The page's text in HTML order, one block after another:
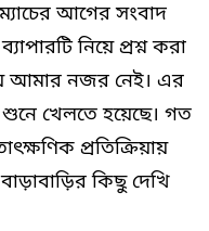
আগের সংবাদ
নিয়ে প্রশ্ন করা
আমার নজর নেই। এর
খেলতে হয়েছে। গত
প্রতিক্রিয়ায়
কিছু দেখি